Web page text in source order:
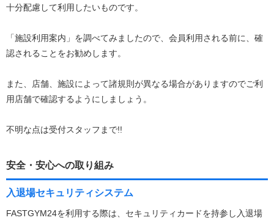
十分配慮して利用したいものです。
「施設利用案内」を調べてみましたので、会員利用される前に、確
認されることをお勧めします。
また、店舗、施設によって諸規則が異なる場合がありますのでご利
用店舗で確認するようにしましょう。
不明な点は受付スタッフまで!!
安全・安心への取り組み
入退場セキュリティシステム
FASTGYM24を利用する際は、セキュリティカードを持参し入退場